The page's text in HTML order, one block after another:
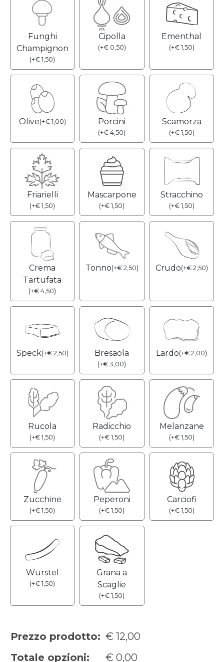
Funghi
Champignon
(+€ 1,50)
Cipolla
(+€0,50)
Ementhal
(+€1,50)
Olive(+€1,00) Porcini
(+€ 4,50)
Scamorza
(+€1,50)
Friarielli
(+€ 1,50)
Mascarpone
(+€ 1,50)
Stracchino
(+€1,50)
Crema
Tartufata
(+€ 4,50)
Tonno(+€2,50) Crudo(+€2,50)
Speck(+€2,50) Bresaola
(+€ 3,00)
Lardo(+€ 2,00)
Rucola
(+€ 1,50)
Radicchio
(+€ 1,50)
Melanzane
(+€1,50)
Zucchine
(+€ 1,50)
Peperoni
(+€ 1,50)
Carciofi
(+€1,50)
Wurstel
(+€ 1,50)
Grana a
Scaglie
(+€ 1,50)
Prezzo prodotto: € 12,00
Totale opzioni:
€ 0,00